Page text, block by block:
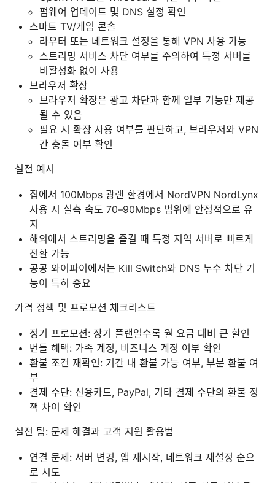
펌웨어 업데이트 및 DNS 설정 확인
스마트 TV/게임 콘솔
라우터 또는 네트워크 설정을 통해 VPN 사용 가능
스트리밍 서비스 차단 여부를 주의하여 특정 서버를
비활성화 없이 사용
브라우저 확장
브라우저 확장은 광고 차단과 함께 일부 기능만 제공
될 수 있음
필요 시 확장 사용 여부를 판단하고, 브라우저와 VPN
간 충돌 여부 확인
실전 예시
집에서 100Mbps 광랜 환경에서 NordVPN NordLynx
사용 시 실측 속도 70–90Mbps 범위에 안정적으로 유
지
해외에서 스트리밍을 즐길 때 특정 지역 서버로 빠르게
전환 가능
공공 와이파이에서는 Kill Switch와 DNS 누수 차단 기
능이 특히 중요
가격 정책 및 프로모션 체크리스트
정기 프로모션: 장기 플랜일수록 월 요금 대비 큰 할인
번들 혜택: 가족 계정, 비즈니스 계정 여부 확인
환불 조건 재확인: 기간 내 환불 가능 여부, 부분 환불 여
부
결제 수단: 신용카드, PayPal, 기타 결제 수단의 환불 정
책 차이 확인
실전 팁: 문제 해결과 고객 지원 활용법
연결 문제: 서버 변경, 앱 재시작, 네트워크 재설정 순으
로 시도